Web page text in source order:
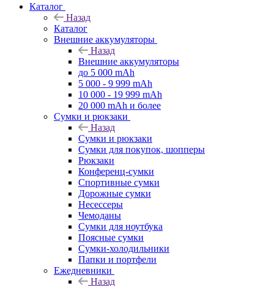
Каталог
Назад
Каталог
Внешние аккумуляторы
Назад
Внешние аккумуляторы
до 5 000 mAh
5 000 - 9 999 mAh
10 000 - 19 999 mAh
20 000 mAh и более
Сумки и рюкзаки
Назад
Сумки и рюкзаки
Сумки для покупок, шопперы
Рюкзаки
Конференц-сумки
Спортивные сумки
Дорожные сумки
Несессеры
Чемоданы
Сумки для ноутбука
Поясные сумки
Сумки-холодильники
Папки и портфели
Ежедневники
Назад